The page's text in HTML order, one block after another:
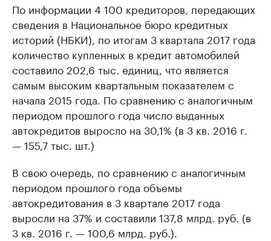
По информации 4 100 кредиторов, передающих
сведения в Национальное бюро кредитных
историй (НБКИ), по итогам 3 квартала 2017 года
количество купленных в кредит автомобилей
составило 202,6 тыс. единиц, что является
самым высоким квартальным показателем с
начала 2015 года. По сравнению с аналогичным
периодом прошлого года число выданных
автокредитов выросло на 30,1% (в 3 кв. 2016 г.
— 155,7 тыс. шт.)
В свою очередь, по сравнению с аналогичным
периодом прошлого года объемы
автокредитования в 3 квартале 2017 года
выросли на 37% и составили 137,8 млрд. руб. (в
3 кв. 2016 г. — 100,6 млрд. руб.).